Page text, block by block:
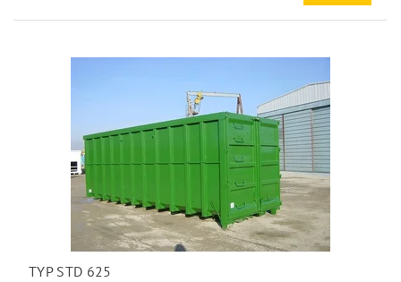
TYP STD 625